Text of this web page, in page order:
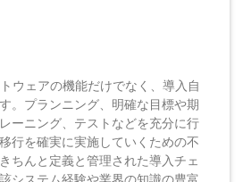
ウェアの機能だけでなく、導入自
。プランニング、明確な目標や期
ーニング、テストなどを充分に行
行を確実に実施していくための不
ちんと定義と管理された導入チェ